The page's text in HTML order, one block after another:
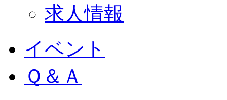
求人情報
イベント
Ｑ＆Ａ